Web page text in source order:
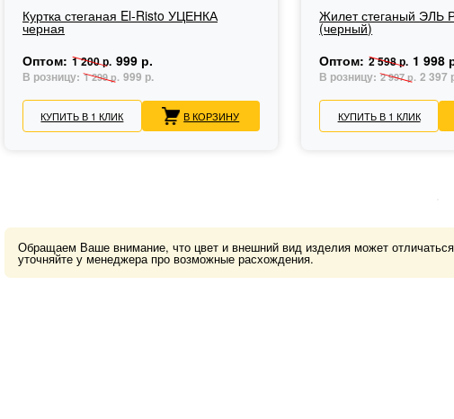
Куртка стеганая El-Risto УЦЕНКА
черная
Оптом: 1 200 р. 999 р.
В розницу: 1 299 р. 999 р.
КУПИТЬ В 1 КЛИК В КОРЗИНУ
Жилет стеганый
(черный)
Оптом: 2 598 р. 1 998
В розницу:2 997 р. 2 397
КУПИТЬ В 1 КЛИК
Обращаем Ваше внимание, что цвет и внешний вид изделия может
уточняйте у менеджера про возможные расхождения.